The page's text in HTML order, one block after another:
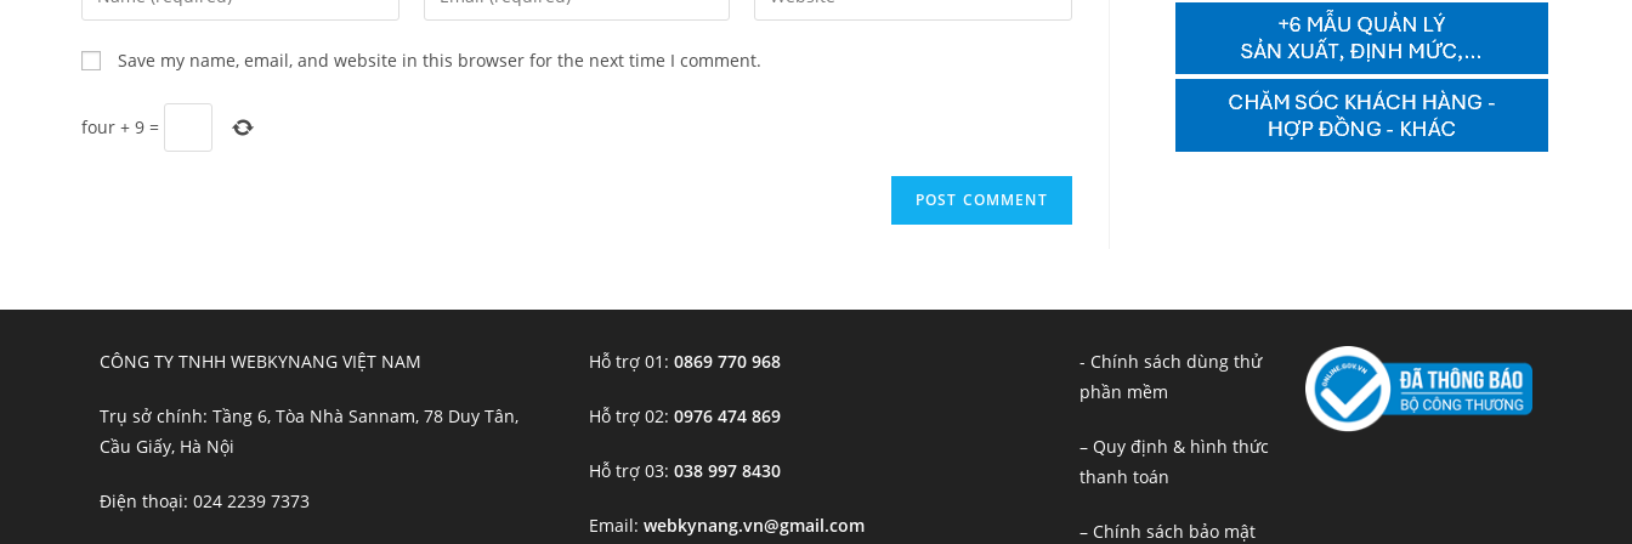
your
name
or
to
your
your
Save my name, email, and website in this browser for the next time I comment.
four +9 =
CÔNG TY TNHH WEBKYNANG VIỆT NAM
Trụ sở chính: Tầng 6, Tòa Nhà Sannam, 78 Duy Tân,
Cầu Giấy, Hà Nội
Điện thoại: 024 2239 7373
Hỗ trợ 01:0869 770 968
Hỗ trợ 02:0976 474 869
Hỗ trợ 03:038 997 8430
Email:webkynang.vn@gmail.com
- Chính sách dùng thử
phần mềm
– Quy định & hình thức
thanh toán
– Chính sách bảo mật